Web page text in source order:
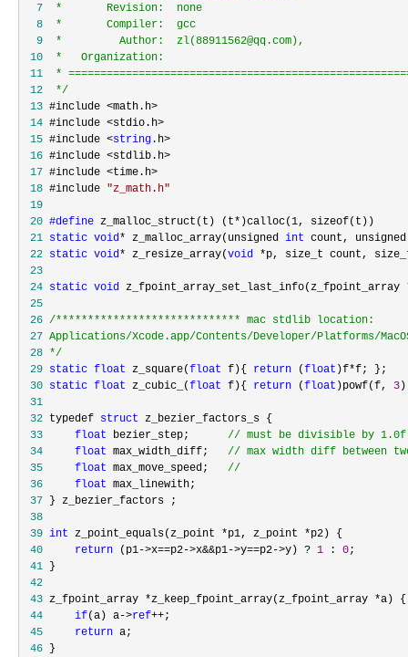
  7
  8
  9
10
11
12
*/
13
14
15 #include <string
16
17
18 #include "z_math.h"
19
20 #define
21 static void* z_malloc_array(unsigned int count,
22 static void* z_resize_array(void *
23
24 static void
25
26 /*
27
28 */
29 static float z_square(float f){ return (float )f*
30 static float z_cubic_(float f){ return (float )powf(f, 3
31
32 typedef struct
33
float bezier_step; // must be divisible by 1.0f
34
float max_width_diff; // max width diff between
35
float max_move_speed; //
36
float
37
38
39 int z_point_equals(z_point *p1, z_point *
40
return (p1->x==p2->x&&p1->y==p2->y) ? 1 : 0
41
42
43 z_fpoint_array *z_keep_fpoint_array(z_fpoint_array *
44
if(a) a->ref++
45
return
46